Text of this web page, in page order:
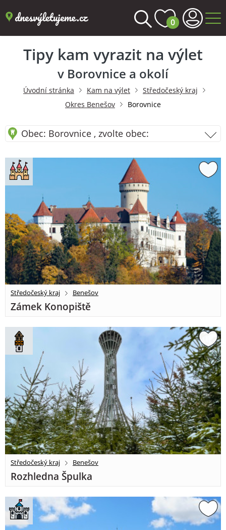
0
Tipy kam vyrazit na výlet
v Borovnice a okolí
Úvodní stránka Kam na výlet
Středočeský kraj
Okres Benešov
Borovnice
Obec: Borovnice , zvolte obec:
Středočeský kraj Benešov
Zámek Konopiště
Středočeský kraj Benešov
Rozhledna Špulka